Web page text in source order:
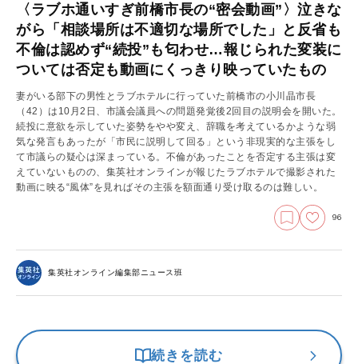
〈ラブホ通いすぎ前橋市長の“密会動画”〉泣きな
がら「相談場所は不適切な場所でした」と反省も
不倫は認めず“続投”も匂わせ…報じられた変装に
ついては否定も動画にくっきり映っていたもの
妻がいる部下の男性とラブホテルに行っていた前橋市の小川晶市長
（42）は10月2日、市議会議員への問題発覚後2回目の説明会を開いた。
続投に意欲を示していた姿勢をやや変え、辞職を考えているかような弱
気な発言もあったが「市民に説明して回る」という非現実的な主張をし
て市議らの疑心は深まっている。不倫があったことを否定する主張は変
えていないものの、集英社オンラインが報じたラブホテルで撮影された
動画に映る“風体”を見ればその主張を額面通り受け取るのは難しい。
96
集英社オンライン編集部ニュース班
続きを読む